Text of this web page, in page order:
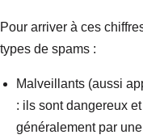
Pour arriver à ces
types de spams :
Malveillants (aussi
: ils sont dangereux
généralement par